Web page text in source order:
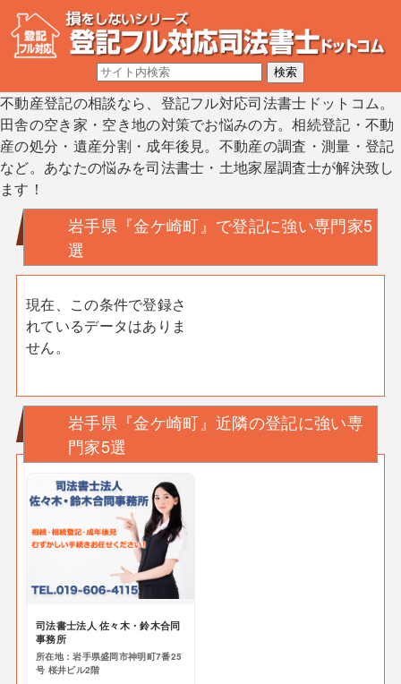
不動産登記の相談なら、登記フル対応司法書士ドットコム。
田舎の空き家・空き地の対策でお悩みの方。相続登記・不動
産の処分・遺産分割・成年後見。不動産の調査・測量・登記
など。あなたの悩みを司法書士・土地家屋調査士が解決致し
ます！
岩手県『金ケ崎町』で登記に強い専門家5
選
現在、この条件で登録さ
れているデータはありま
せん。
岩手県『金ケ崎町』近隣の登記に強い専
門家5選
司法書士法人 佐々木・鈴木合同
事務所
所在地：岩手県盛岡市神明町7番25
号 桜井ビル2階